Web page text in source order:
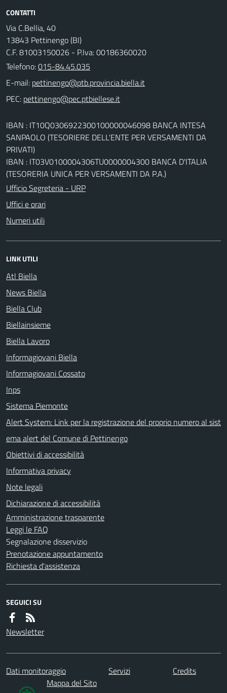
CONTATTI
Via C.Bellia, 40
13843 Pettinengo (BI)
C.F. 81003150026 - P.Iva: 00186360020
Telefono:015-84.45.035
E-mail:
PEC:
IBAN : IT10Q0306922300100000046098 BANCA INTESA
SANPAOLO (TESORIERE DELL'ENTE PER VERSAMENTI DA
PRIVATI)
IBAN : IT03V0100004306TU0000004300 BANCA D'ITALIA
(TESORERIA UNICA PER VERSAMENTI DA P.A.)
Ufficio Segreteria - URP
Uffici e orari
Numeri utili
LINK UTILI
Atl Biella
News Biella
Biella Club
Biellainsieme
Biella Lavoro
Informagiovani Biella
Informagiovani Cossato
Inps
Sistema Piemonte
Alert System: Link per la registrazione del proprio numero al sist
ema alert del Comune di Pettinengo
Obiettivi di accessibilità
Informativa privacy
Note legali
Dichiarazione di accessibilità
Amministrazione trasparente
Leggi le FAQ
Segnalazione disservizio
Prenotazione appuntamento
Richiesta d'assistenza
SEGUICI SU
Newsletter
Dati monitoraggio Servizi
Credits
Mappa del Sito